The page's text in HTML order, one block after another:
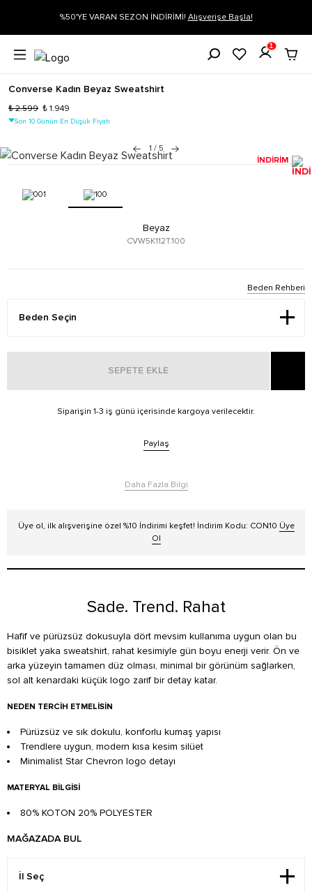
SEZON İNDİRİMİ!Alışverişe Başla! Siparişin 1-3 iş günü
1
Converse Kadın Beyaz Sweatshirt
₺ 2.599 ₺ 1.949
Son 10 Günün En Düşük Fiyatı
1 / 5
İNDİRİM
Beyaz
CVW5K112T.100
Beden Rehberi
SEPETE EKLE
Siparişin 1-3 iş günü içerisinde kargoya verilecektir.
Paylaş
Daha Fazla Bilgi
Üye ol, ilk alışverişine özel %10 İndirimi keşfet! İndirim Kodu: CON10 Üye
Ol
Sade. Trend. Rahat
Hafif ve pürüzsüz dokusuyla dört mevsim kullanıma uygun olan bu
bisiklet yaka sweatshirt, rahat kesimiyle gün boyu enerji verir. Ön ve
arka yüzeyin tamamen düz olması, minimal bir görünüm sağlarken,
sol alt kenardaki küçük logo zarif bir detay katar.
NEDEN TERCIH ETMELISIN
Pürüzsüz ve sık dokulu, konforlu kumaş yapısı
Trendlere uygun, modern kısa kesim silüet
Minimalist Star Chevron logo detayı
MATERYAL BILGISI
80% KOTON 20% POLYESTER
MAĞAZADA BUL